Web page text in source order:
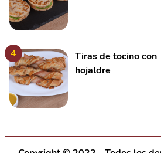
4
Tiras de tocino con
hojaldre